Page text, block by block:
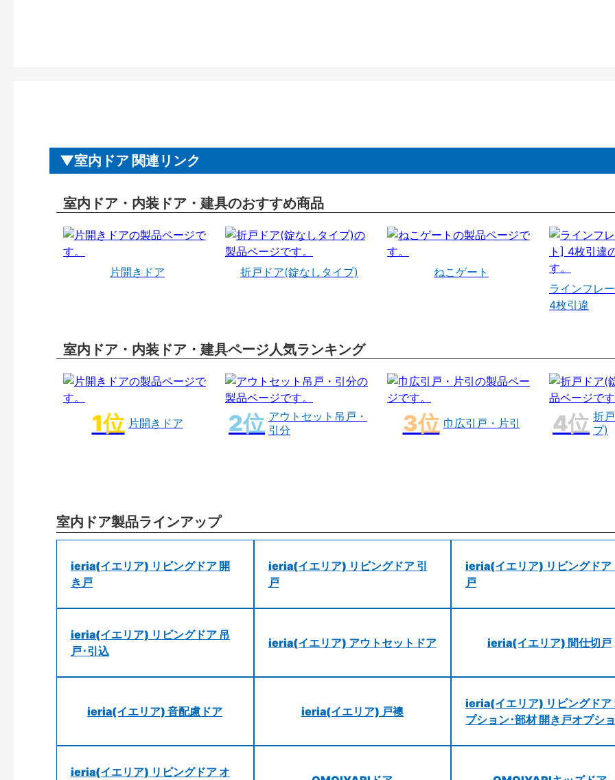
室内ドア 関連リンク
室内ドア・内装ドア・建具のおすすめ商品
片開きドア 折戸ドア(錠なしタイプ)
ねこゲート
ラインフレ
4枚引違
室内ドア・内装ドア・建具ページ人気ランキング
片開きドア
アウトセット吊戸・
引分
巾広引戸・片引
折
プ)
室内ドア製品ラインアップ
ieria(イエリア) リビングドア 開
き戸
ieria(イエリア) リビングドア 引
戸
ieria(イエリア) リビングドア
戸
ieria(イエリア) リビングドア 吊
戸･引込
ieria(イエリア) アウトセットドア ieria(イエリア) 間仕切戸
ieria(イエリア) 音配慮ドア ieria(イエリア) 戸襖
ieria(イエリア) リビングドア
プション･部材 開き戸オプシ
ieria(イエリア) リビングドア オ